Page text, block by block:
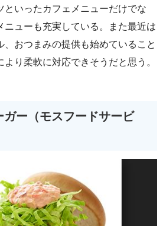
といったカフェメニューだけでな
ニューも充実している。また最近は
、おつまみの提供も始めていること
り柔軟に対応できそうだと思う。
ガー（モスフードサービ